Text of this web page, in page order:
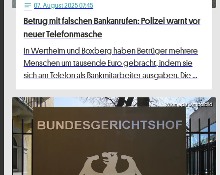
notes 07. August 2025 07:45
Betrug mit falschen Bankanrufen: Polizei warnt vor
neuer Telefonmasche
In Wertheim und Boxberg haben Betrüger mehrere
Menschen um tausende Euro gebracht, indem sie
sich am Telefon als Bankmitarbeiter ausgaben. Die …
Wikimedia Symbolbild